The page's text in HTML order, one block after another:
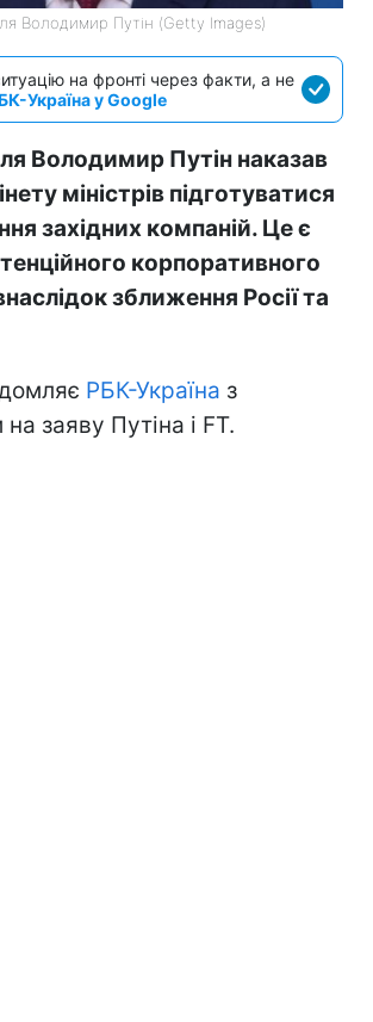
Володимир Путін (Getty Images)
на фронті через факти, а не
Україна у Google
Володимир Путін наказав
міністрів підготуватися
західних компаній. Це є
корпоративного
зближення Росії та
РБК-Україна з
заяву Путіна і FT.